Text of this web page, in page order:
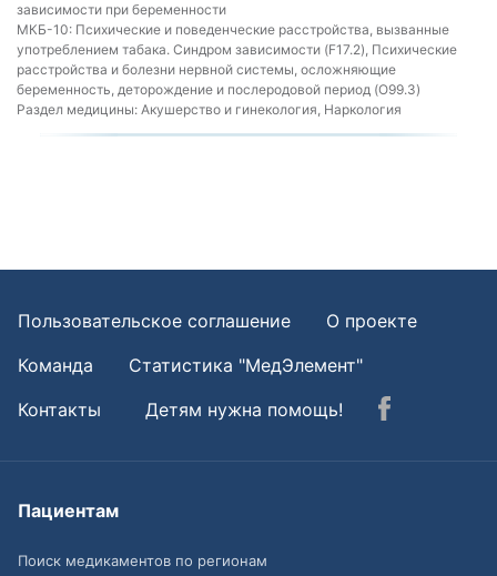
зависимости при беременности
МКБ-10: Психические и поведенческие расстройства, вызванные
употреблением табака. Синдром зависимости (F17.2), Психические
расстройства и болезни нервной системы, осложняющие
беременность, деторождение и послеродовой период (O99.3)
Раздел медицины: Акушерство и гинекология, Наркология
Пользовательское соглашение
О проекте
Команда
Статистика "МедЭлемент"
Контакты
Детям нужна помощь!
Пациентам
Поиск медикаментов по регионам